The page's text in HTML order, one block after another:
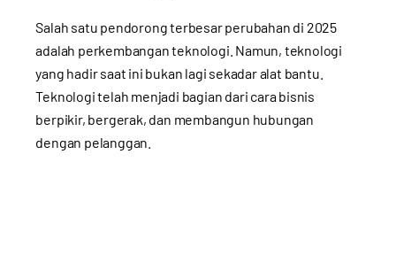
Salah satu pendorong terbesar perubahan di 2025
adalah perkembangan teknologi. Namun, teknologi
yang hadir saat ini bukan lagi sekadar alat bantu.
Teknologi telah menjadi bagian dari cara bisnis
berpikir, bergerak, dan membangun hubungan
dengan pelanggan.